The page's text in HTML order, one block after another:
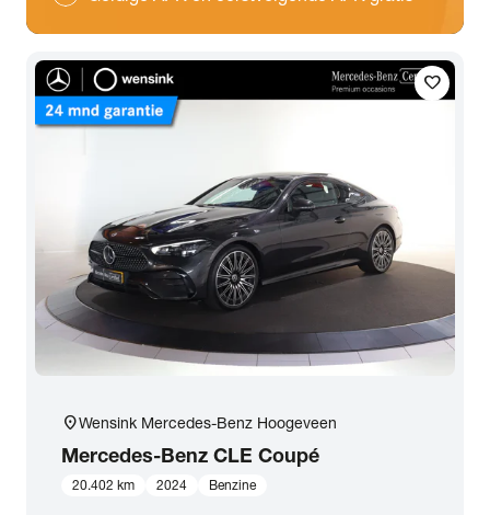
favorite
location_onWensink Mercedes-Benz Hoogeveen
Mercedes-Benz CLE Coupé
20.402 km 2024 Benzine